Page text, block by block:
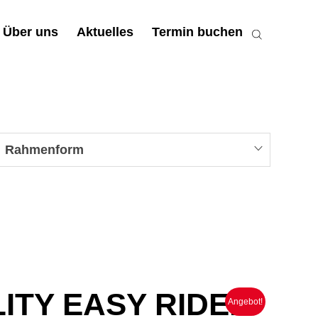
Über uns Aktuelles Termin buchen
Rahmenform
Angebot!
EASY RIDER